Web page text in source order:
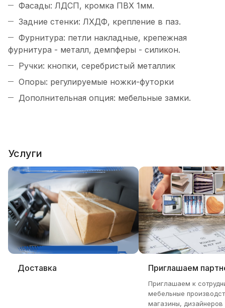
Фасады: ЛДСП, кромка ПВХ 1мм.
Задние стенки: ЛХДФ, крепление в паз.
Фурнитура: петли накладные, крепежная
фурнитура - металл, демпферы - силикон.
Ручки: кнопки, серебристый металлик
Опоры: регулируемые ножки-футорки
Дополнительная опция: мебельные замки.
Услуги
Доставка Приглашаем
Приглашаем к
мебельные
магазины, дизайнеров